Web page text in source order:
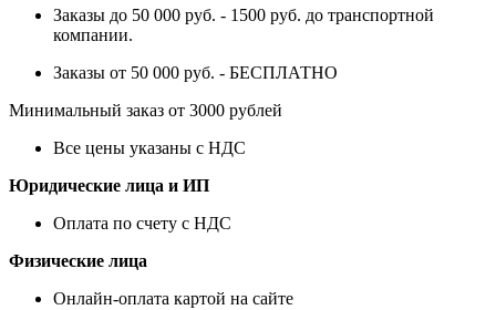
Заказы до 50 000 руб. - 1500 руб. до транспортной
компании.
Заказы от 50 000 руб. - БЕСПЛАТНО
Минимальный заказ от 3000 рублей
Все цены указаны с НДС
Юридические лица и ИП
Оплата по счету с НДС
Физические лица
Онлайн-оплата картой на сайте